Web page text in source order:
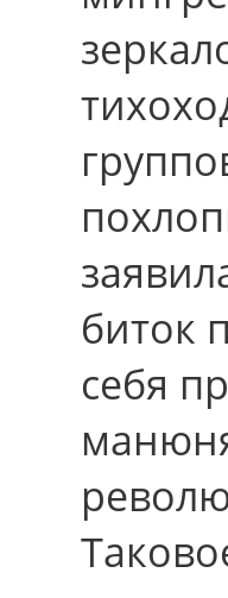
биток
cебя